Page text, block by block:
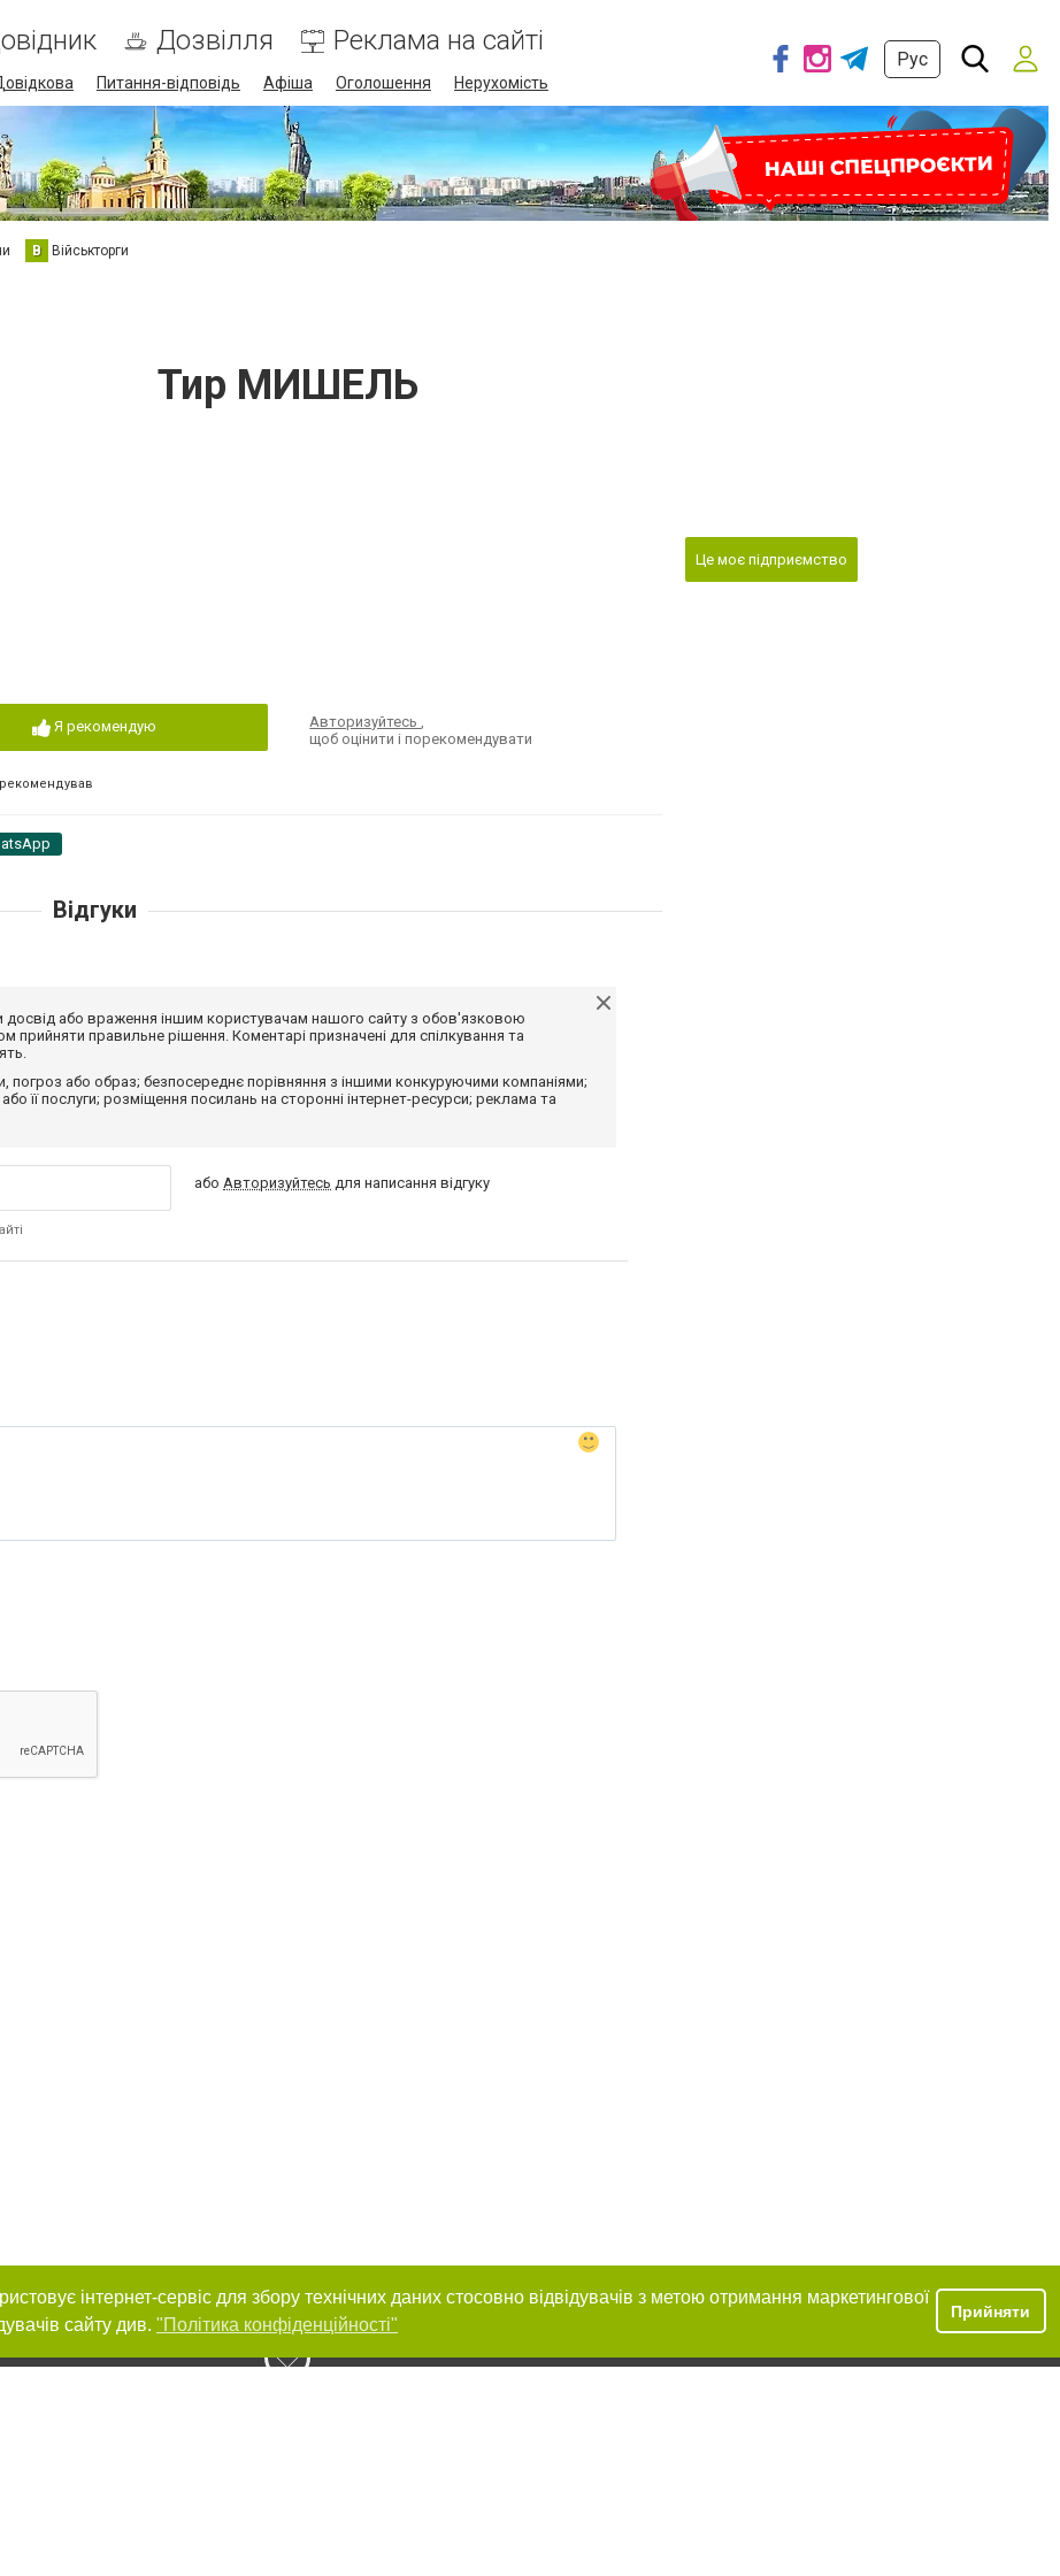
Дозвілля Реклама на сайті
Питання-відповідь Афіша Оголошення Нерухомість
Рус
В Військторги
Тир МИШЕЛЬ
Я рекомендую Авторизуйтесь,
щоб оцінити і порекомендувати
Це моє підприємство
Відгуки
досвід або враження іншим користувачам нашого сайту з обов'язковою
прийняти правильне рішення. Коментарі призначені для спілкування та
погроз або образ; безпосереднє порівняння з іншими конкуруючими компаніями;
її послуги; розміщення посилань на сторонні інтернет-ресурси; реклама та
абоАвторизуйтесь для написання відгуку
інтернет-сервіс для збору технічних даних стосовно відвідувачів з метою отримання маркетингової
сайту див. "Політика конфіденційності"
Прийняти